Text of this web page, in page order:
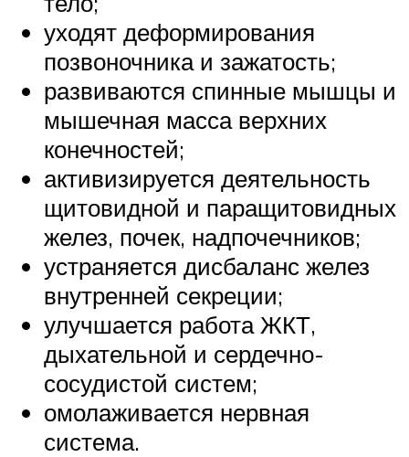
уходят деформирования
позвоночника и зажатость;
развиваются спинные мышцы и
мышечная масса верхних
конечностей;
активизируется деятельность
щитовидной и паращитовидных
желез, почек, надпочечников;
устраняется дисбаланс желез
внутренней секреции;
улучшается работа ЖКТ,
дыхательной и сердечно-
сосудистой систем;
омолаживается нервная
система.